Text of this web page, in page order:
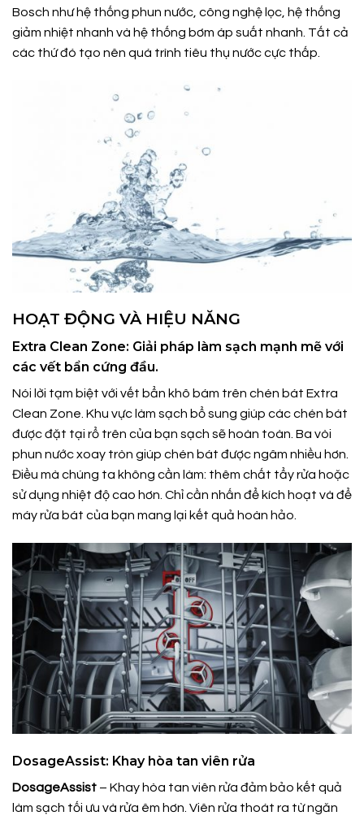
Bosch như hệ thống phun nước, công nghệ lọc, hệ thống
giảm nhiệt nhanh và hệ thống bơm áp suất nhanh. Tất cả
các thứ đó tạo nên quá trình tiêu thụ nước cực thấp.
HOẠT ĐỘNG VÀ HIỆU NĂNG
Extra Clean Zone: Giải pháp làm sạch mạnh mẽ với
các vết bẩn cứng đầu.
Nói lời tạm biệt với vết bẩn khô bám trên chén bát Extra
Clean Zone. Khu vực làm sạch bổ sung giúp các chén bát
được đặt tại rổ trên của bạn sạch sẽ hoàn toàn. Ba vòi
phun nước xoay tròn giúp chén bát được ngâm nhiều hơn.
Điều mà chúng ta không cần làm: thêm chất tẩy rửa hoặc
sử dụng nhiệt độ cao hơn. Chỉ cần nhấn để kích hoạt và để
máy rửa bát của bạn mang lại kết quả hoàn hảo.
DosageAssist: Khay hòa tan viên rửa
DosageAssist – Khay hòa tan viên rửa đảm bảo kết quả
làm sạch tối ưu và rửa êm hơn. Viên rửa thoát ra từ ngăn